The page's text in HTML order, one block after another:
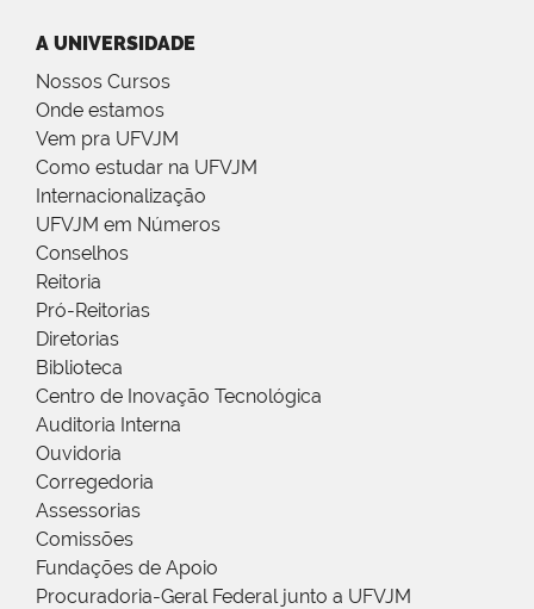
A UNIVERSIDADE
Nossos Cursos
Onde estamos
Vem pra UFVJM
Como estudar na UFVJM
Internacionalização
UFVJM em Números
Conselhos
Reitoria
Pró-Reitorias
Diretorias
Biblioteca
Centro de Inovação Tecnológica
Auditoria Interna
Ouvidoria
Corregedoria
Assessorias
Comissões
Fundações de Apoio
Procuradoria-Geral Federal junto a UFVJM